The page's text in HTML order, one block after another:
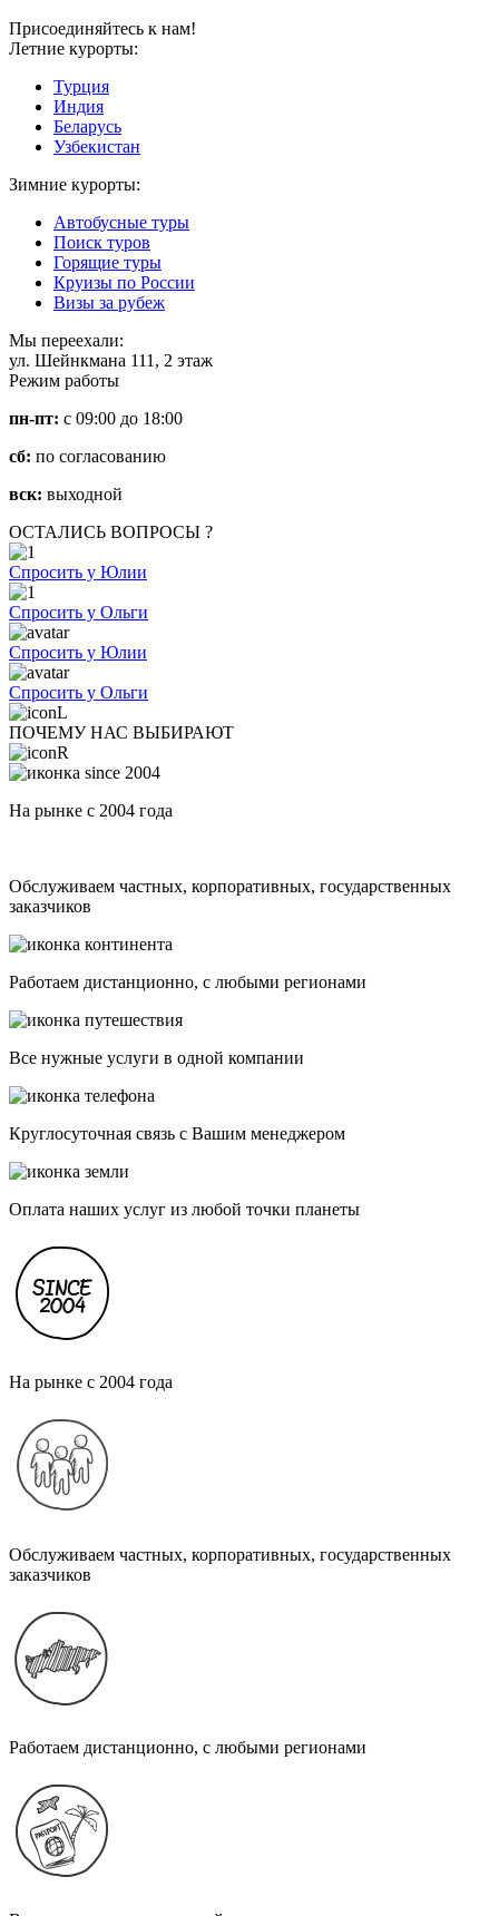
Присоединяйтесь к нам!
Летние курорты:
Турция
Индия
Беларусь
Узбекистан
Зимние курорты:
Автобусные туры
Поиск туров
Горящие туры
Круизы по России
Визы за рубеж
Мы переехали:
ул. Шейнкмана 111, 2 этаж
Режим работы
пн-пт: с 09:00 до 18:00
сб: по согласованию
вск: выходной
ОСТАЛИСЬ ВОПРОСЫ ?
Спросить у Юлии
Спросить у Ольги
Спросить у Юлии
Спросить у Ольги
ПОЧЕМУ НАС ВЫБИРАЮТ
На рынке с 2004 года
Обслуживаем частных, корпоративных, государственных
заказчиков
Работаем дистанционно, с любыми регионами
Все нужные услуги в одной компании
Круглосуточная связь с Вашим менеджером
Оплата наших услуг из любой точки планеты
На рынке с 2004 года
Обслуживаем частных, корпоративных, государственных
заказчиков
Работаем дистанционно, с любыми регионами